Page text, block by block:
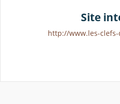
Site
http://www.les-